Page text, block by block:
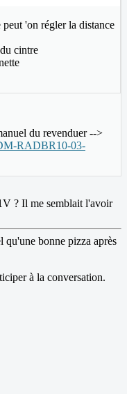
'on régler la distance
cintre
du revenduer -->
RADBR10-03-
? Il me semblait l'avoir
qu'une bonne pizza après
à la conversation.